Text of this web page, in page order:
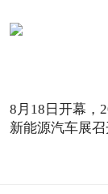
8月18日开幕，
新能源汽车展